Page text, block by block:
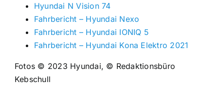
Hyundai N Vision 74
Fahrbericht – Hyundai Nexo
Fahrbericht – Hyundai IONIQ 5
Fahrbericht – Hyundai Kona Elektro 2021
Fotos © 2023 Hyundai, © Redaktionsbüro
Kebschull